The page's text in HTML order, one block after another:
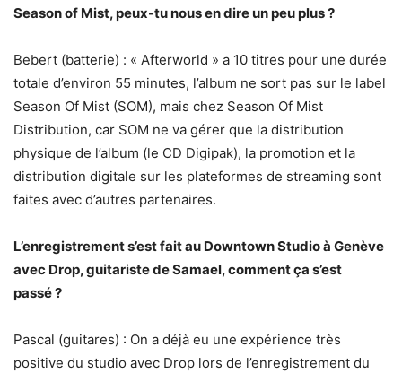
Season of Mist, peux-tu nous en dire un peu plus ?
Bebert (batterie) : « Afterworld » a 10 titres pour une durée
totale d’environ 55 minutes, l’album ne sort pas sur le label
Season Of Mist (SOM), mais chez Season Of Mist
Distribution, car SOM ne va gérer que la distribution
physique de l’album (le CD Digipak), la promotion et la
distribution digitale sur les plateformes de streaming sont
faites avec d’autres partenaires.
L’enregistrement s’est fait au Downtown Studio à Genève
avec Drop, guitariste de Samael, comment ça s’est
passé ?
Pascal (guitares) : On a déjà eu une expérience très
positive du studio avec Drop lors de l’enregistrement du